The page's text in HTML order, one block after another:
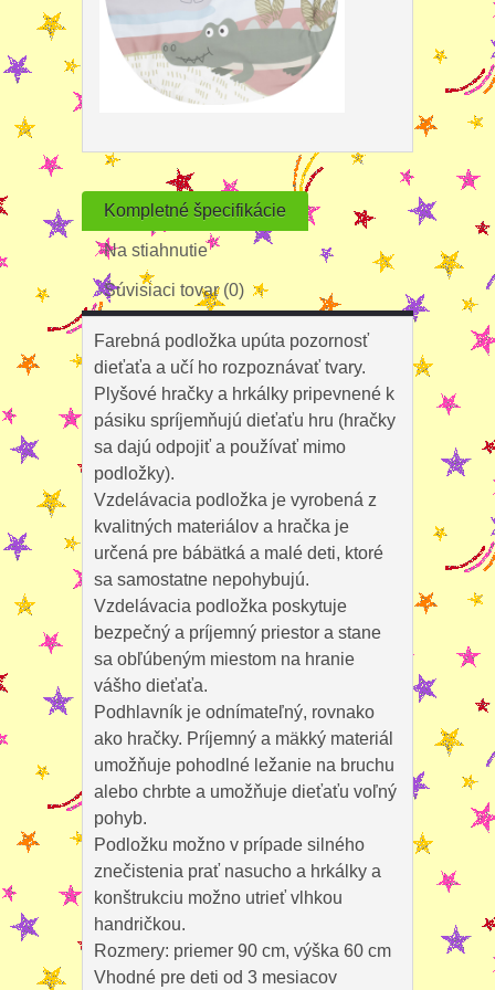
Kompletné špecifikácie
Na stiahnutie
Súvisiaci tovar (0)
Farebná podložka upúta pozornosť
dieťaťa a učí ho rozpoznávať tvary.
Plyšové hračky a hrkálky pripevnené k
pásiku spríjemňujú dieťaťu hru (hračky
sa dajú odpojiť a používať mimo
podložky).
Vzdelávacia podložka je vyrobená z
kvalitných materiálov a hračka je
určená pre bábätká a malé deti, ktoré
sa samostatne nepohybujú.
Vzdelávacia podložka poskytuje
bezpečný a príjemný priestor a stane
sa obľúbeným miestom na hranie
vášho dieťaťa.
Podhlavník je odnímateľný, rovnako
ako hračky. Príjemný a mäkký materiál
umožňuje pohodlné ležanie na bruchu
alebo chrbte a umožňuje dieťaťu voľný
pohyb.
Podložku možno v prípade silného
znečistenia prať nasucho a hrkálky a
konštrukciu možno utrieť vlhkou
handričkou.
Rozmery: priemer 90 cm, výška 60 cm
Vhodné pre deti od 3 mesiacov